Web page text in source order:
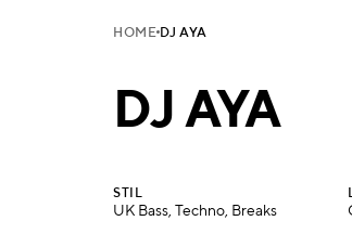
HOME DJ AYA
DJ AYA
STIL
UK Bass, Techno, Breaks